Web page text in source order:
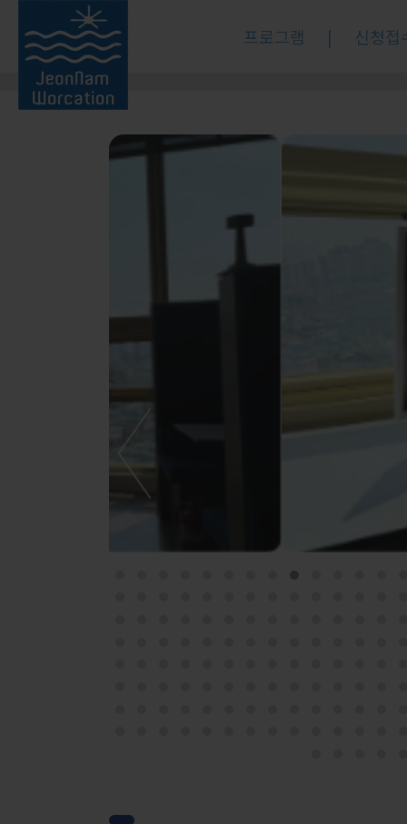
프로그램 | 신청접